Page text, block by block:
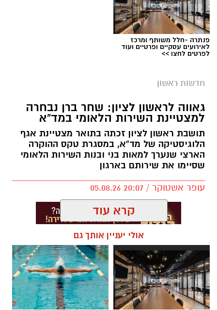
פנתרה -חלל משותף ומרכז
לאירועים עסקיים ופרטיים ועוד
לפרטים לחצו >>
חדשות ראשון
גאווה לראשון לציון: שחר ברן נבחרה
למצטיינת השירות הלאומי במד”א
תושבת ראשון לציון זכתה בתואר מצטיינת אגף
הלוגיסטיקה של מד”א, במסגרת טקס ההוקרה
הארצי שנערך למאות בני ובנות השירות הלאומי
שסיימו את שירותם בארגון
עופר אשטוקר / 20:07 05.08.26
תגים:מד״א, שחר ברן
קרא עוד
אולי יעניין אותך גם